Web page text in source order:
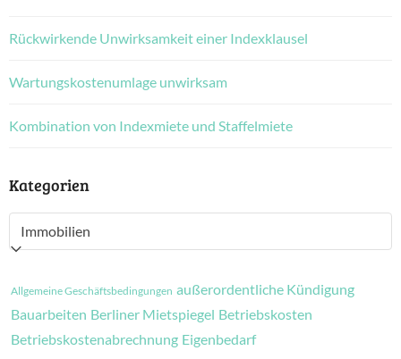
Rückwirkende Unwirksamkeit einer Indexklausel
Wartungskostenumlage unwirksam
Kombination von Indexmiete und Staffelmiete
Kategorien
Kategorien
Allgemeine Geschäftsbedingungen außerordentliche Kündigung
Bauarbeiten Berliner Mietspiegel Betriebskosten
Betriebskostenabrechnung Eigenbedarf